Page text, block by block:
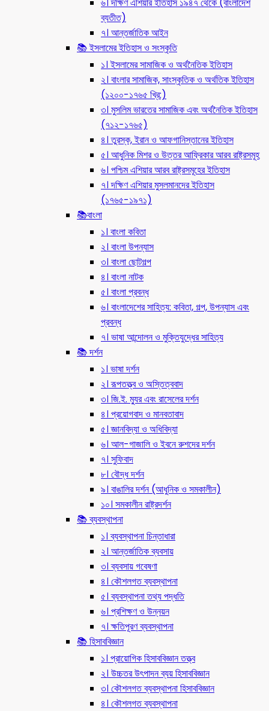
ব্যতীত)
৭। আন্তর্জাতিক আইন
📚 ইসলামের ইতিহাস ও সংস্কৃতি
১। ইসলামের সামাজিক ও অর্থনৈতিক ইতিহাস
২। বাংলার সামাজিক, সাংস্কৃতিক ও অর্থতিক ইতিহাস
(১২০০-১৭৬৫ খ্রি:)
৩। মুসলিম ভারতের সামাজিক এবং অর্থনৈতিক ইতিহাস
(৭১২-১৭৬৫)
৪। তুরস্ক, ইরান ও আফগানিস্তানের ইতিহাস
৫। আধুনিক মিশর ও উত্তর আফ্রিকার আরব রাষ্ট্রসমূহ
৬। পশ্চিম এশিয়ার আরব রাষ্ট্রসমূহের ইতিহাস
৭। দক্ষিণ এশিয়ার মুসলমানদের ইতিহাস
(১৭৬৫-১৯৭১)
📚বাংলা
১। বাংলা কবিতা
২। বাংলা উপন্যাস
৩। বাংলা ছোটগল্প
৪। বাংলা নাটক
৫। বাংলা প্রবন্ধ
৬। বাংলাদেশের সাহিত্য: কবিতা, গল্প, উপন্যাস এবং
প্রবন্ধ
৭। ভাষা আন্দোলন ও মুক্তিযুদ্ধের সাহিত্য
📚 দর্শন
১। ভাষা দর্শন
২। রূপতত্ত্ব ও অস্তিত্ববাদ
৩। জি.ই. ম্যুর এবং রাসেলের দর্শন
৪। প্রয়োগবাদ ও মানবতাবাদ
৫। জ্ঞানবিদ্যা ও অধিবিদ্যা
৬। আল-গাজালি ও ইবনে রুশদের দর্শন
৭। সুফিবাদ
৮। বৌদ্ধ দর্শন
৯। বাঙালির দর্শন (আধুনিক ও সমকালীন)
১০। সমকালীন রাষ্ট্রদর্শন
📚 ব্যবস্থাপনা
১। ব্যবস্থাপনা চিন্তাধারা
২। আন্তর্জাতিক ব্যবসায়
৩। ব্যবসায় গবেষণা
৪। কৌশলগত ব্যবস্থাপনা
৫। ব্যবস্থাপনা তথ্য পদ্ধতি
৬। প্রশিক্ষণ ও উন্নয়ন
৭। ক্ষতিপূরণ ব্যবস্থাপনা
📚 হিসাববিজ্ঞান
১। প্রায়োগিক হিসাববিজ্ঞান তত্ত্ব
২। উচ্চতর উৎপাদন ব্যয় হিসাববিজ্ঞান
৩। কৌশলগত ব্যবস্থাপনা হিসাববিজ্ঞান
৪। কৌশলগত ব্যবস্থাপনা